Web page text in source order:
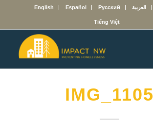
English Español Русский العربية
Tiếng Việt
IMG_1105